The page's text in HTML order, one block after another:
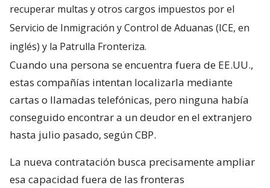
recuperar multas y otros cargos impuestos por el
Servicio de Inmigración y Control de Aduanas (ICE, en
inglés) y la Patrulla Fronteriza.
Cuando una persona se encuentra fuera de EE.UU.,
estas compañías intentan localizarla mediante
cartas o llamadas telefónicas, pero ninguna había
conseguido encontrar a un deudor en el extranjero
hasta julio pasado, según CBP.
La nueva contratación busca precisamente ampliar
esa capacidad fuera de las fronteras